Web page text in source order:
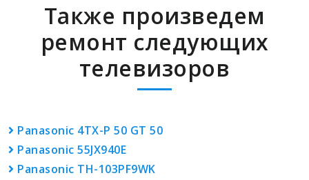
Также произведем
ремонт следующих
телевизоров
Panasonic 4TX-P 50 GT 50
Panasonic 55JX940E
Panasonic TH-103PF9WK